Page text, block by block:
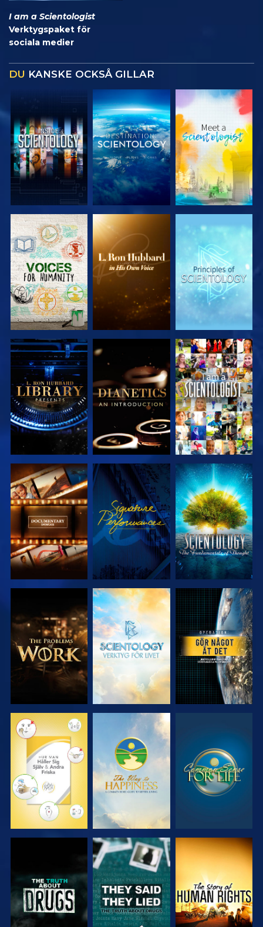
I am a Scientologist
Verktygspaket för
sociala medier
DU KANSKE OCKSÅ GILLAR
UTFORSKA
SERIEN
UTFORSKA
SERIEN
UTFORSKA
SERIEN
UTFORSKA
SERIEN
UTFORSKA
SERIEN
TITTA
UTFORSKA
SERIEN
TITTA
UTFORSKA
SERIEN
UTFORSKA
SERIEN
UTFORSKA
SERIEN
TITTA
TITTA TITTA TITTA
TITTA TITTA